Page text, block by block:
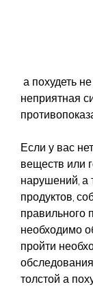
неприятная
Если у вас
веществ или
нарушений, а
продуктов,
правильного
необходимо
пройти
толстой а